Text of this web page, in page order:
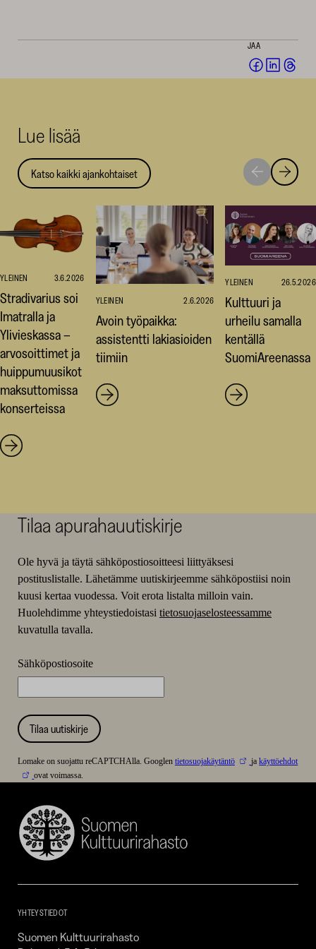
JAA
Jaa Jaa
Lue lisää
Katso kaikki ajankohtaiset
Siirry
seuraavaan
Siirry
YLEINEN 3.6.2026
Stradivarius soi
Imatralla ja
Ylivieskassa –
arvosoittimet ja
huippumuusikot
maksuttomissa
konserteissa
YLEINEN 2.6.2026
Avoin työpaikka:
assistentti lakiasioiden
tiimiin
YLEINEN 26.5.2026
Kulttuuri ja
urheilu samalla
kentällä
SuomiAreenassa
Tilaa apurahauutiskirje
Ole hyvä ja täytä sähköpostiosoitteesi liittyäksesi
postituslistalle. Lähetämme uutiskirjeemme sähköpostiisi noin
kuusi kertaa vuodessa. Voit erota listalta milloin vain.
Huolehdimme yhteystiedoistasi tietosuojaselosteessamme
kuvatulla tavalla.
Sähköpostiosoite
Tilaa uutiskirje
Lomake on suojattu reCAPTCHAlla. Googlen tietosuojakäytäntö jakäyttöehdot
ovat voimassa.
Suomen
Kulttuurirahasto
YHTEYSTIEDOT
Suomen Kulttuurirahasto